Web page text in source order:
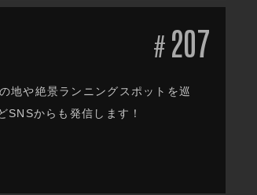
# 207
地や絶景ランニングスポットを巡
からも発信します！